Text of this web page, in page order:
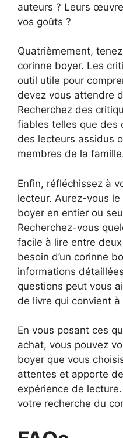
auteurs ? Leurs
vos goûts ?
Quatrièmement,
corinne boyer. Les
outil utile pour
devez vous attendre
Recherchez des
fiables telles que des
des lecteurs assidus
membres de la
Enfin, réfléchissez à
lecteur. Aurez-vous
boyer en entier ou
Recherchez-vous
facile à lire entre
besoin d’un corinne
informations
questions peut vous
de livre qui convient
En vous posant ces
achat, vous pouvez
boyer que vous
attentes et apporte
expérience de
votre recherche du